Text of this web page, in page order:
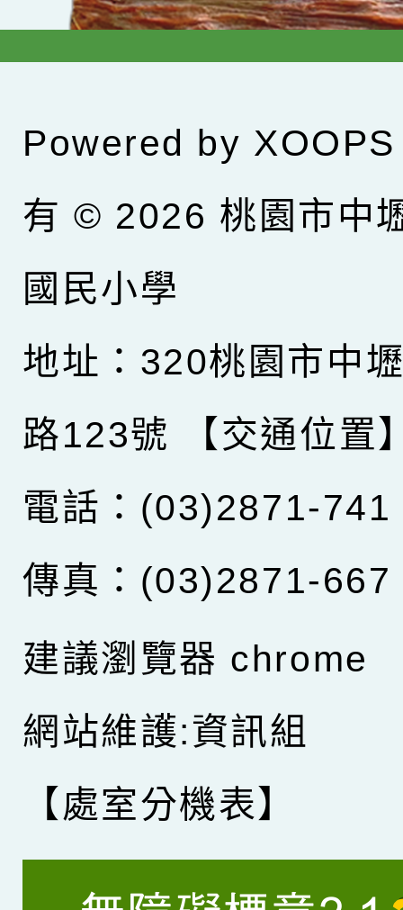
Powered by XOOPS
有 © 2026 桃園市中
國民小學
地址：320桃園市中
路123號
【交通位置
電話：(03)2871-741
傳真：(03)2871-667
建議瀏覽器 chrome
網站維護:資訊組
【處室分機表】